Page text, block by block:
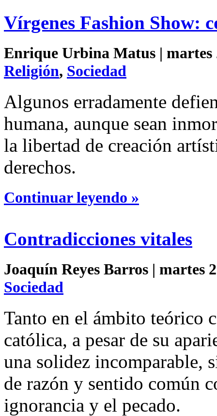
Vírgenes Fashion Show:
Enrique Urbina Matus | martes
Religión, Sociedad
Algunos erradamente
humana, aunque sean
la libertad de creación
derechos.
Continuar leyendo »
Contradicciones vitales
Joaquín Reyes Barros | martes
Sociedad
Tanto en el ámbito teórico
católica, a pesar de su
una solidez incomparable,
de razón y sentido común
ignorancia y el pecado.